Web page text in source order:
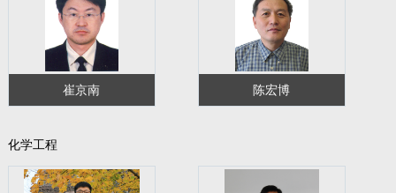
崔京南 陈宏博
化学工程